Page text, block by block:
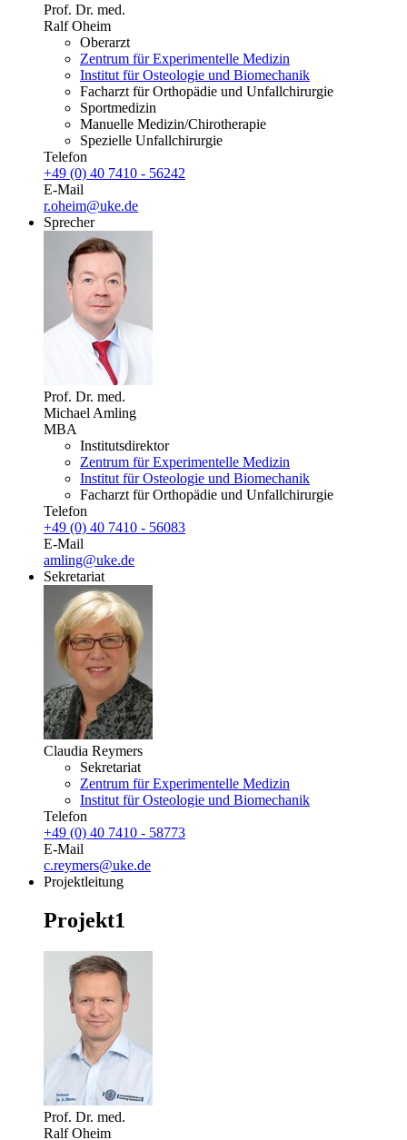
Prof. Dr. med.
Ralf Oheim
Oberarzt
Zentrum für Experimentelle Medizin
Institut für Osteologie und Biomechanik
Facharzt für Orthopädie und Unfallchirurgie
Sportmedizin
Manuelle Medizin/Chirotherapie
Spezielle Unfallchirurgie
Telefon
+49 (0) 40 7410 - 56242
E-Mail
r.oheim@uke.de
Sprecher
Prof. Dr. med.
Michael Amling
MBA
Institutsdirektor
Zentrum für Experimentelle Medizin
Institut für Osteologie und Biomechanik
Facharzt für Orthopädie und Unfallchirurgie
Telefon
+49 (0) 40 7410 - 56083
E-Mail
amling@uke.de
Sekretariat
Claudia Reymers
Sekretariat
Zentrum für Experimentelle Medizin
Institut für Osteologie und Biomechanik
Telefon
+49 (0) 40 7410 - 58773
E-Mail
c.reymers@uke.de
Projektleitung
Projekt1
Prof. Dr. med.
Ralf Oheim